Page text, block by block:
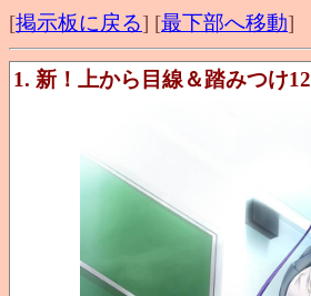
[掲示板に戻る] [最下部へ移動]
1. 新！上から目線＆踏みつけ12